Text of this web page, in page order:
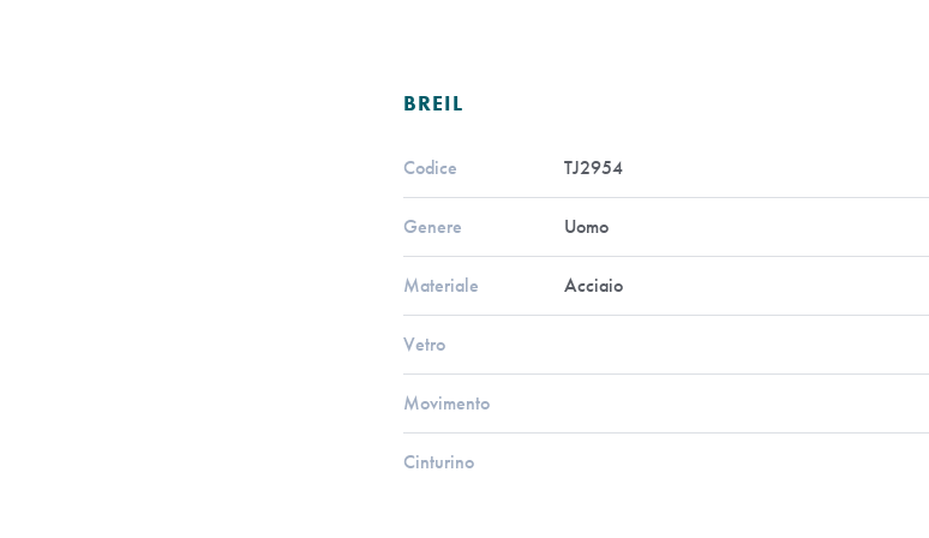
BREIL
Codice TJ2954
Genere Uomo
Materiale Acciaio
Vetro
Movimento
Cinturino